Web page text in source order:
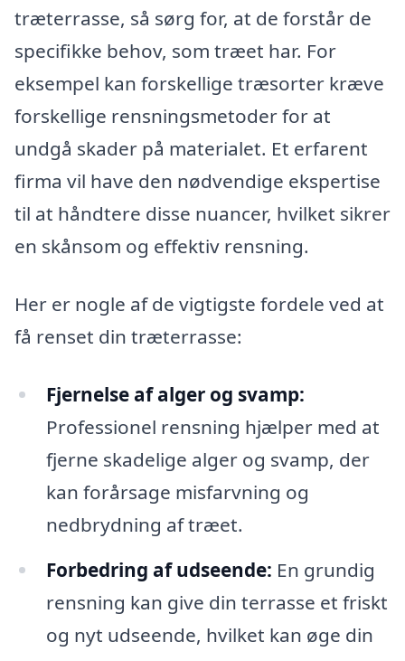
træterrasse, så sørg for, at de forstår de
specifikke behov, som træet har. For
eksempel kan forskellige træsorter kræve
forskellige rensningsmetoder for at
undgå skader på materialet. Et erfarent
firma vil have den nødvendige ekspertise
til at håndtere disse nuancer, hvilket sikrer
en skånsom og effektiv rensning.
Her er nogle af de vigtigste fordele ved at
få renset din træterrasse:
Fjernelse af alger og svamp:
Professionel rensning hjælper med at
fjerne skadelige alger og svamp, der
kan forårsage misfarvning og
nedbrydning af træet.
Forbedring af udseende: En grundig
rensning kan give din terrasse et friskt
og nyt udseende, hvilket kan øge din